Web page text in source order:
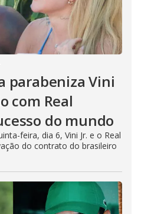
parabeniza Vini
com Real
do mundo
feira, dia 6, Vini Jr. e o Real
do contrato do brasileiro